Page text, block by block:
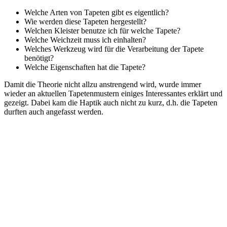
Welche Arten von Tapeten gibt es eigentlich?
Wie werden diese Tapeten hergestellt?
Welchen Kleister benutze ich für welche Tapete?
Welche Weichzeit muss ich einhalten?
Welches Werkzeug wird für die Verarbeitung der Tapete
benötigt?
Welche Eigenschaften hat die Tapete?
Damit die Theorie nicht allzu anstrengend wird, wurde immer
wieder an aktuellen Tapetenmustern einiges Interessantes erklärt und
gezeigt. Dabei kam die Haptik auch nicht zu kurz, d.h. die Tapeten
durften auch angefasst werden.